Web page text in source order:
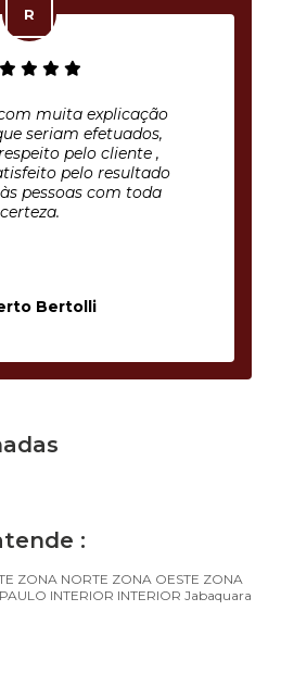
muita explicação
seriam efetuados,
pelo cliente ,
pelo resultado
pessoas com toda
certeza.
Bertolli
:
ZONA NORTE ZONA OESTE ZONA
INTERIOR INTERIOR Jabaquara